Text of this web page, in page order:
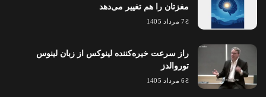
مغزتان را هم تغییر می‌دهد
7 مرداد 1405
راز سرعت خیره‌کننده لینوکس از زبان لینوس
توروالدز
6 مرداد 1405